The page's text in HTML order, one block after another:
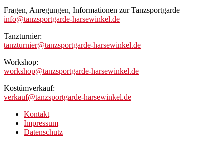
Fragen, Anregungen, Informationen zur Tanzsportgarde
info@tanzsportgarde-harsewinkel.de
Tanzturnier:
tanzturnier@tanzsportgarde-harsewinkel.de
Workshop:
workshop@tanzsportgarde-harsewinkel.de
Kostümverkauf:
verkauf@tanzsportgarde-harsewinkel.de
Kontakt
Impressum
Datenschutz